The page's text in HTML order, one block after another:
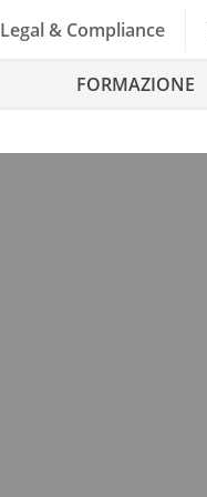
Legal & Compliance
FORMAZIONE